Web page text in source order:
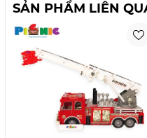
SẢN PHẨM LIÊN